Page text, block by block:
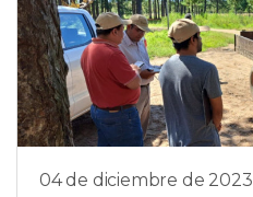
04 de diciembre de 2023